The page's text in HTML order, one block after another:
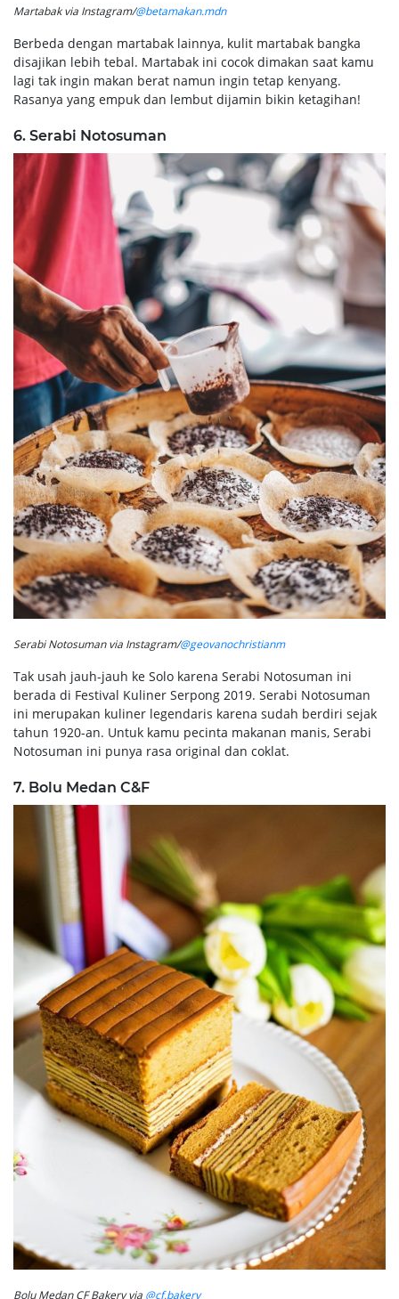
Martabak via Instagram/@betamakan.mdn
Berbeda dengan martabak lainnya, kulit martabak bangka
disajikan lebih tebal. Martabak ini cocok dimakan saat kamu
lagi tak ingin makan berat namun ingin tetap kenyang.
Rasanya yang empuk dan lembut dijamin bikin ketagihan!
6. Serabi Notosuman
Serabi Notosuman via Instagram/@geovanochristianm
Tak usah jauh-jauh ke Solo karena Serabi Notosuman ini
berada di Festival Kuliner Serpong 2019. Serabi Notosuman
ini merupakan kuliner legendaris karena sudah berdiri sejak
tahun 1920-an. Untuk kamu pecinta makanan manis, Serabi
Notosuman ini punya rasa original dan coklat.
7. Bolu Medan C&F
Bolu Medan CF Bakery via @cf.bakery